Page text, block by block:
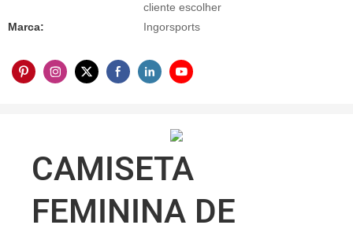
cliente escolher
Marca:
Ingorsports
CAMISETA
FEMININA DE